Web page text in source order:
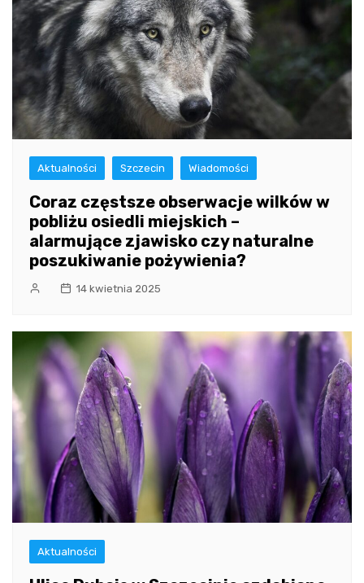
Aktualności Szczecin Wiadomości
Coraz częstsze obserwacje wilków w
pobliżu osiedli miejskich –
alarmujące zjawisko czy naturalne
poszukiwanie pożywienia?
14 kwietnia 2025
Aktualności